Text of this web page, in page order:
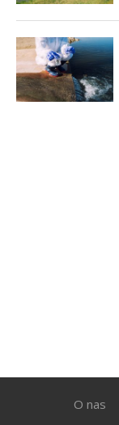
O nas